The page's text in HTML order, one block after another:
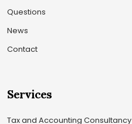
Questions
News
Contact
Services
Tax and Accounting Consultancy